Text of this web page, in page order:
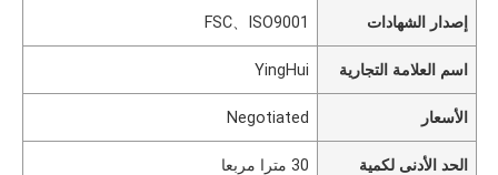
إصدار الشهادات FSC、ISO9001
اسم العلامة التجارية YingHui
الأسعار Negotiated
الحد الأدنى لكمية 30 مترا مربعا